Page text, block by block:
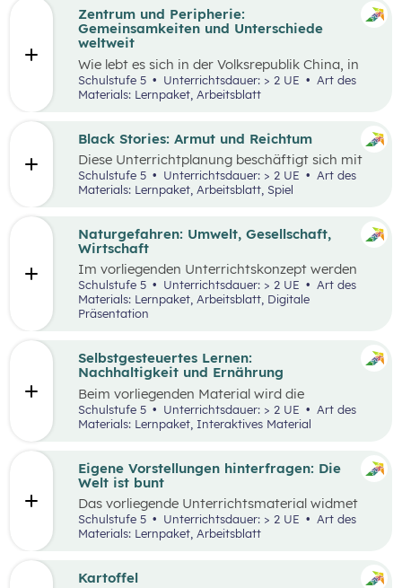
Eigene Vorstellungen hinterfragen: Die
Welt ist bunt
Das vorliegende Unterrichtsmaterial widmet
sich dem Thema Stereotype – insbesondere in
Bezug auf Afrika – und kann als Einstieg in das
visuellem Input soll den Schüler:innen
Schulstufe 5 Unterrichtsdauer: > 2 UE
Materials: Lernpaket, Arbeitsblatt
Zentrum und Peripherie:
Gemeinsamkeiten und Unterschiede
weltweit
Wie lebt es sich in der Volksrepublik China, in
Grönland oder in den österreichischen Alpen?
Welche Gemeinsamkeiten und Unterschiede
gibt es? Menschen weltweit haben die gleichen
Wünsche. Sie arbeiten in der Regel, sind an
gleichzeitig mobil sein. Wie diese
Lebensbereiche konkret ausgestaltet sind und
welche Anforderungen sich ergeben, hängt
Schulstufe 5 Unterrichtsdauer: > 2 UE
Materials: Lernpaket, Arbeitsblatt
Kartoffel
Black Stories: Armut und Reichtum
Diese Unterrichtplanung beschäftigt sich mit
dem umfassenden Themenbereich Armut.
Methodisch stehen dieBlack Stories
Geschichten, die sich mit unterschiedlichen
beschäftigen – im Zentrum, wobei der Fokus
auf Armut und damit verbundenen
Auswirkungen liegt.
Schulstufe 5 Unterrichtsdauer: > 2 UE
Materials: Lernpaket, Arbeitsblatt, Spiel
Naturgefahren: Umwelt, Gesellschaft,
Wirtschaft
Im vorliegenden Unterrichtskonzept werden
natürliche Prozesse und ihre Auswirkungen auf
die Umwelt, Gesellschaft und Wirtschaft
behandelt.
Schulstufe 5 Unterrichtsdauer: > 2 UE
Art des
Materials: Lernpaket, Arbeitsblatt, Digitale
Präsentation
Selbstgesteuertes Lernen:
Nachhaltigkeit und Ernährung
Beim vorliegenden Material wird die
Lernumgebung viachabaDoozur Verfügung
gestellt und mit einem analogen Lernplan (M2)
Schulstufe 5 Unterrichtsdauer: > 2 UE
Materials: Lernpaket, Interaktives Material